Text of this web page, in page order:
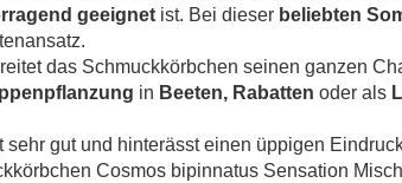
geeignet ist. Bei dieser beliebten
das Schmuckkörbchen seinen ganzen
in Beeten, Rabatten oder als
sehr gut und hinterässt einen üppigen
Cosmos bipinnatus Sensation